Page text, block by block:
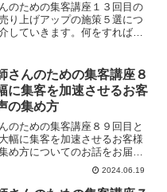
のための集客講座１３回目の
り上げアップの施策５選につ
していきます。何をすれば売
さんのための集客講座８
に集客を加速させるお客
の集め方
のための集客講座８９回目と
幅に集客を加速させるお客様
め方についてのお話をお届け
2024.06.19